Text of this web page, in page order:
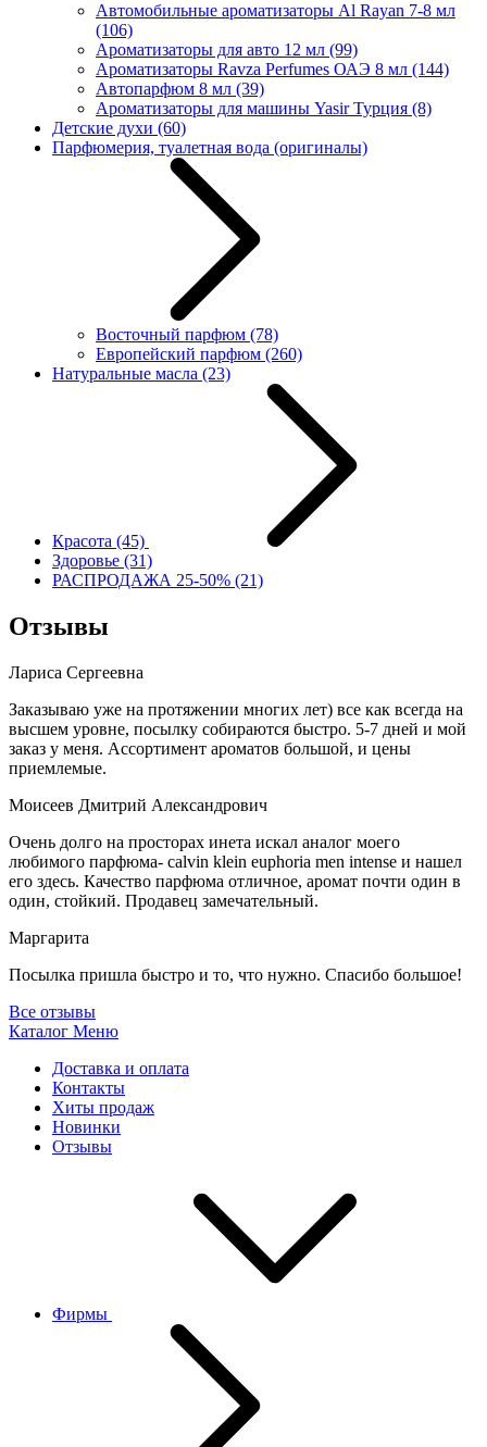
Автомобильные ароматизаторы Al Rayan 7-8 мл
(106)
Ароматизаторы для авто 12 мл (99)
Ароматизаторы Ravza Perfumes ОАЭ 8 мл (144)
Автопарфюм 8 мл (39)
Ароматизаторы для машины Yasir Турция (8)
Детские духи (60)
Парфюмерия, туалетная вода (оригиналы)
Восточный парфюм (78)
Европейский парфюм (260)
Натуральные масла (23)
Красота (45)
Здоровье (31)
РАСПРОДАЖА 25-50% (21)
Отзывы
Лариса Сергеевна
Заказываю уже на протяжении многих лет) все как всегда на
высшем уровне, посылку собираются быстро. 5-7 дней и мой
заказ у меня. Ассортимент ароматов большой, и цены
приемлемые.
Моисеев Дмитрий Александрович
Очень долго на просторах инета искал аналог моего
любимого парфюма- calvin klein euphoria men intense и нашел
его здесь. Качество парфюма отличное, аромат почти один в
один, стойкий. Продавец замечательный.
Маргарита
Посылка пришла быстро и то, что нужно. Спасибо большое!
Все отзывы
Каталог Меню
Доставка и оплата
Контакты
Хиты продаж
Новинки
Отзывы
Фирмы